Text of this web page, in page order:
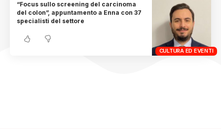
CULTURA ED EVENTI
“Focus sullo screening del carcinoma
del colon”, appuntamento a Enna con 37
specialisti del settore